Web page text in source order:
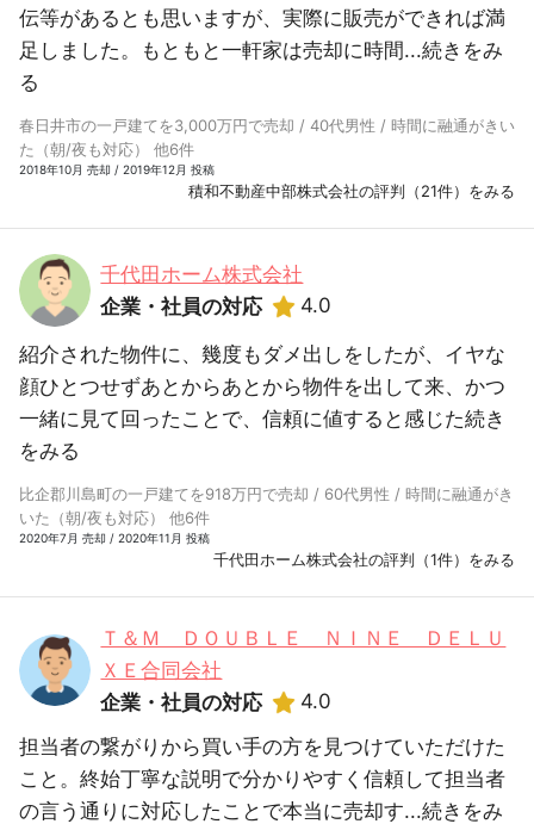
伝等があるとも思いますが、実際に販売ができれば満
足しました。もともと一軒家は売却に時間...続きをみ
る
春日井市の一戸建てを3,000万円で売却 / 40代男性 / 時間に融通がきい
た（朝/夜も対応） 他6件
2018年10月 売却 / 2019年12月 投稿
積和不動産中部株式会社の評判（21件）をみる
千代田ホーム株式会社
企業・社員の対応
4.0
紹介された物件に、幾度もダメ出しをしたが、イヤな
顔ひとつせずあとからあとから物件を出して来、かつ
一緒に見て回ったことで、信頼に値すると感じた続き
をみる
比企郡川島町の一戸建てを918万円で売却 / 60代男性 / 時間に融通がき
いた（朝/夜も対応） 他6件
2020年7月 売却 / 2020年11月 投稿
千代田ホーム株式会社の評判（1件）をみる
Ｔ＆Ｍ ＤＯＵＢＬＥ ＮＩＮＥ ＤＥＬＵ
ＸＥ合同会社
企業・社員の対応
4.0
担当者の繋がりから買い手の方を見つけていただけた
こと。終始丁寧な説明で分かりやすく信頼して担当者
の言う通りに対応したことで本当に売却す...続きをみ